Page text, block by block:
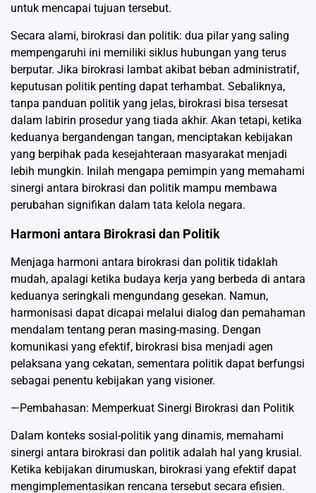
untuk mencapai tujuan tersebut.
Secara alami, birokrasi dan politik: dua pilar yang saling
mempengaruhi ini memiliki siklus hubungan yang terus
berputar. Jika birokrasi lambat akibat beban administratif,
keputusan politik penting dapat terhambat. Sebaliknya,
tanpa panduan politik yang jelas, birokrasi bisa tersesat
dalam labirin prosedur yang tiada akhir. Akan tetapi, ketika
keduanya bergandengan tangan, menciptakan kebijakan
yang berpihak pada kesejahteraan masyarakat menjadi
lebih mungkin. Inilah mengapa pemimpin yang memahami
sinergi antara birokrasi dan politik mampu membawa
perubahan signifikan dalam tata kelola negara.
Harmoni antara Birokrasi dan Politik
Menjaga harmoni antara birokrasi dan politik tidaklah
mudah, apalagi ketika budaya kerja yang berbeda di antara
keduanya seringkali mengundang gesekan. Namun,
harmonisasi dapat dicapai melalui dialog dan pemahaman
mendalam tentang peran masing-masing. Dengan
komunikasi yang efektif, birokrasi bisa menjadi agen
pelaksana yang cekatan, sementara politik dapat berfungsi
sebagai penentu kebijakan yang visioner.
—Pembahasan: Memperkuat Sinergi Birokrasi dan Politik
Dalam konteks sosial-politik yang dinamis, memahami
sinergi antara birokrasi dan politik adalah hal yang krusial.
Ketika kebijakan dirumuskan, birokrasi yang efektif dapat
mengimplementasikan rencana tersebut secara efisien.